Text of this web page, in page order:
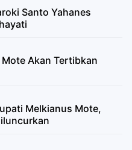
Santo Yahanes
Akan Tertibkan
Melkianus Mote,